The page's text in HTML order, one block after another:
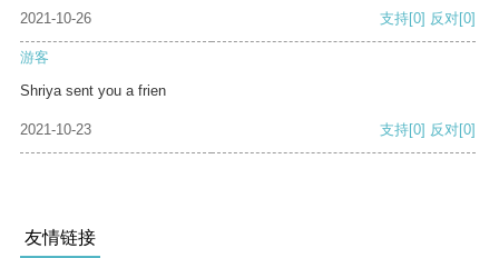
2021-10-26 支持[0] 反对[0]
游客
Shriya sent you a frien
2021-10-23 支持[0] 反对[0]
友情链接